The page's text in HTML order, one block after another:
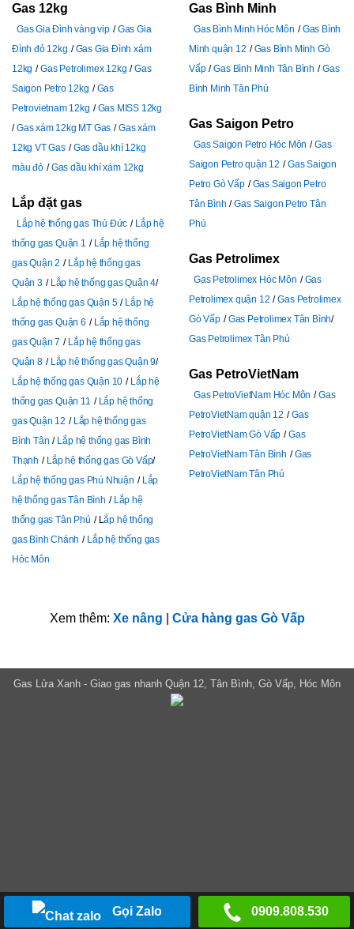
Gas 12kg
Gas Gia Đình vàng vip
Gas Gia
Đình đỏ 12kg
Gas Gia Đình xám
12kg
Gas Petrolimex 12kg
Gas
Saigon Petro 12kg
Gas
Petrovietnam 12kg
Gas MISS 12kg
Gas xám 12kg MT Gas
Gas xám
12kg VT Gas
Gas dầu khí 12kg
màu đỏ
Gas dầu khí xám 12kg
Lắp đặt gas
Lắp hệ thống gas Thủ Đức
Lắp hệ
thống gas Quận 1
Lắp hệ thống
gas Quận 2
Lắp hệ thống gas
Quận 3
Lắp hệ thống gas Quận 4
Lắp hệ thống gas Quận 5
Lắp hệ
thống gas Quận 6
Lắp hệ thống
gas Quận 7
Lắp hệ thống gas
Quận 8
Lắp hệ thống gas Quận 9
Lắp hệ thống gas Quận 10
Lắp hệ
thống gas Quận 11
Lắp hệ thống
gas Quận 12
Lắp hệ thống gas
Bình Tân
Lắp hệ thống gas Bình
Thạnh
Lắp hệ thống gas Gò Vấp
Lắp hệ thống gas Phú Nhuận
Lắp
hệ thống gas Tân Bình
Lắp hệ
thống gas Tân Phú
Lắp hệ thống
gas Bình Chánh
Lắp hệ thống gas
Hóc Môn
Gas Bình Minh
Gas Bình Minh Hóc Môn
Gas Bình
Minh quận 12
Gas Bình Minh Gò
Vấp
Gas Bình Minh Tân Bình
Gas
Bình Minh Tân Phú
Gas Saigon Petro
Gas Saigon Petro Hóc Môn
Gas
Saigon Petro quận 12
Gas Saigon
Petro Gò Vấp
Gas Saigon Petro
Tân Bình
Gas Saigon Petro Tân
Phú
Gas Petrolimex
Gas Petrolimex Hóc Môn
Gas
Petrolimex quận 12
Gas Petrolimex
Gò Vấp
Gas Petrolimex Tân Bình
Gas Petrolimex Tân Phú
Gas PetroVietNam
Gas PetroVietNam Hóc Môn
Gas
PetroVietNam quận 12
Gas
PetroVietNam Gò Vấp
Gas
PetroVietNam Tân Bình
Gas
PetroVietNam Tân Phú
Xem thêm: Xe nâng Cửa hàng gas Gò Vấp
Gas Lửa Xanh - Giao gas nhanh Quận 12, Tân Bình, Gò Vấp, Hóc Môn
Gọi Zalo 0909.808.530